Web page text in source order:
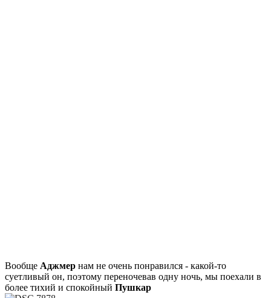
Вообще Аджмер нам не очень понравился - какой-то
суетливый он, поэтому переночевав одну ночь, мы поехали в
более тихий и спокойный Пушкар